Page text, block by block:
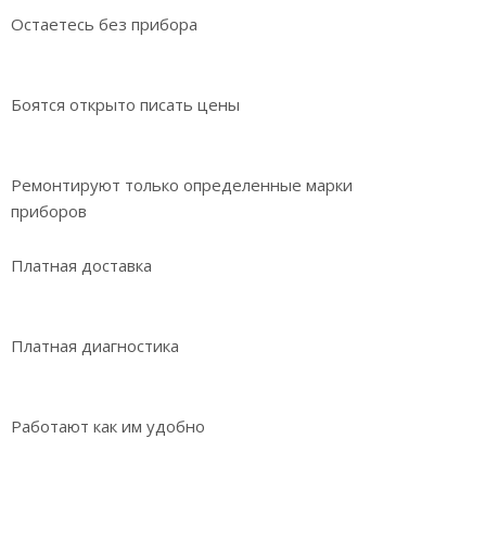
Остаетесь без прибора
Боятся открыто писать цены
Ремонтируют только определенные марки
приборов
Платная доставка
Платная диагностика
Работают как им удобно